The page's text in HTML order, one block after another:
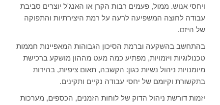
ויחסי אנוש. ממול, פעמים רבות הקרן או האנג'ל יוצרים סביבת
עבודה לחוצה המשפיעה לרעה על רמת היצירתיות והתפוקה
של היזם.
בהתחשב בהשקעה וברמת הסיכון הגבוהות המאפיינות חממות
טכנולוגיות ויזמויות, מפתיע כמה מעט מההון מושקע ברכישת
מיומנויות ניהול נשיות כגון: הקשבה, תאום ציפיות, בהירות
בתקשורת וקיומם של יחסי עבודה נקיים ותקינים.
יזמות דורשת ניהול הדוק של לוחות הזמנים, הכספים, מערכות